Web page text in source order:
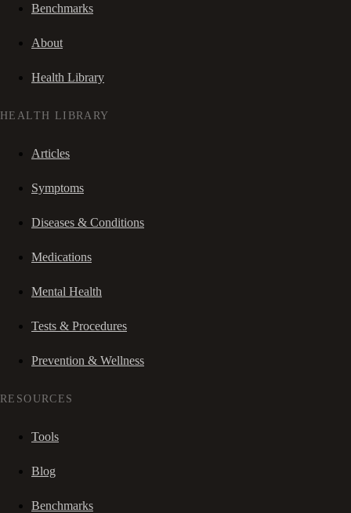
Benchmarks
About
Health Library
HEALTH LIBRARY
Articles
Symptoms
Diseases & Conditions
Medications
Mental Health
Tests & Procedures
Prevention & Wellness
RESOURCES
Tools
Blog
Benchmarks